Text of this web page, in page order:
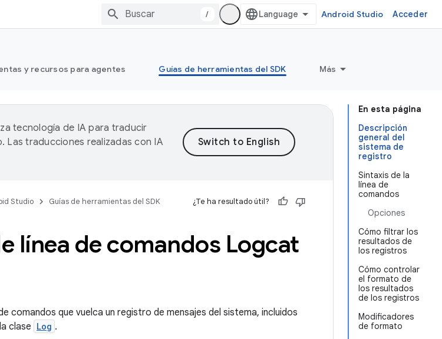
/ Android Studio Acceder
y recursos para agentes Guías de herramientas del SDK Más
En esta página
Descripción
general del
sistema de
registro
Sintaxis de la
línea de
comandos
Opciones
Cómo filtrar los
resultados de
los registros
Cómo controlar
el formato de
los resultados
de los registros
Modificadores
de formato
tecnología de IA para traducir
Las traducciones realizadas con IA
Studio Guías de herramientas del SDK ¿Te ha resultado útil?
línea de comandos Logcat
comandos que vuelca un registro de mensajes del sistema, incluidos
clase Log .